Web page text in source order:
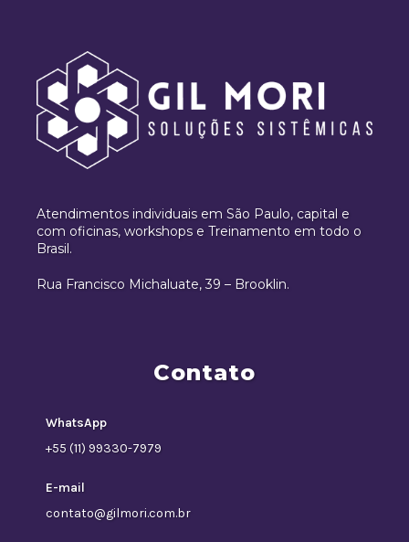
Atendimentos individuais em São Paulo, capital e
com oficinas, workshops e Treinamento em todo o
Brasil.
Rua Francisco Michaluate, 39 – Brooklin.
Contato
WhatsApp
+55 (11) 99330-7979
E-mail
contato@gilmori.com.br